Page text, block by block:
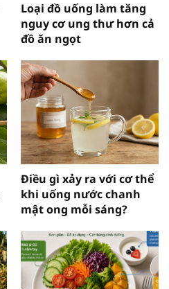
Loại đồ uống làm tăng
nguy cơ ung thư hơn cả
đồ ăn ngọt
Điều gì xảy ra với cơ thể
khi uống nước chanh
mật ong mỗi sáng?